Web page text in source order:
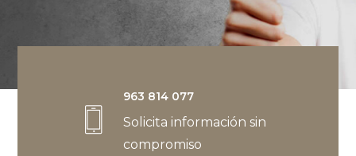
963 814 077
Solicita información sin
compromiso